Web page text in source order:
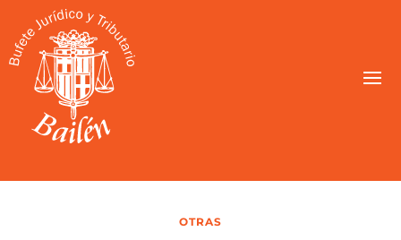
OTRAS